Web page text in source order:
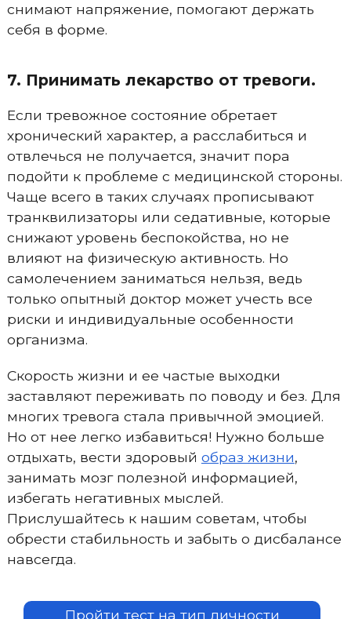
снимают напряжение, помогают держать
себя в форме.
7. Принимать лекарство от тревоги.
Если тревожное состояние обретает
хронический характер, а расслабиться и
отвлечься не получается, значит пора
подойти к проблеме с медицинской стороны.
Чаще всего в таких случаях прописывают
транквилизаторы или седативные, которые
снижают уровень беспокойства, но не
влияют на физическую активность. Но
самолечением заниматься нельзя, ведь
только опытный доктор может учесть все
риски и индивидуальные особенности
организма.
Скорость жизни и ее частые выходки
заставляют переживать по поводу и без. Для
многих тревога стала привычной эмоцией.
Но от нее легко избавиться! Нужно больше
отдыхать, вести здоровый образ жизни,
занимать мозг полезной информацией,
избегать негативных мыслей.
Прислушайтесь к нашим советам, чтобы
обрести стабильность и забыть о дисбалансе
навсегда.
Пройти тест на тип личности